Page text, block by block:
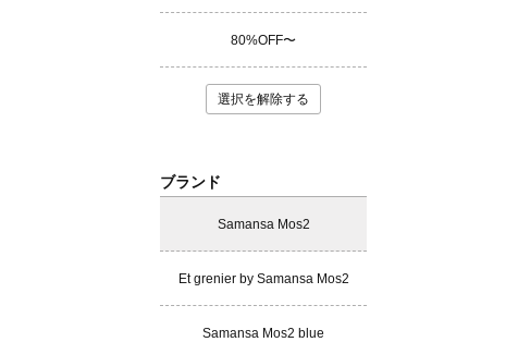
80%OFF〜
選択を解除する
ブランド
Samansa Mos2
Et grenier by Samansa Mos2
Samansa Mos2 blue